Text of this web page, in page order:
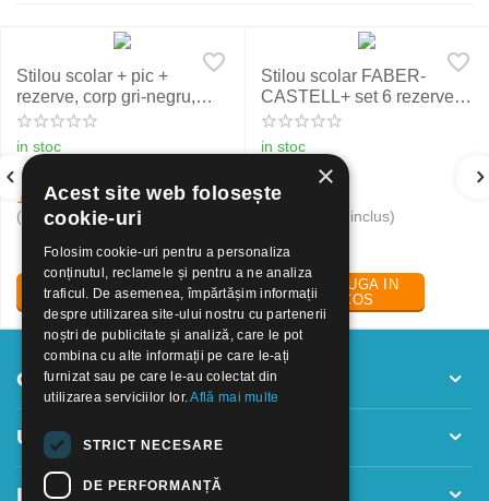
Stilou scolar + pic +
rezerve, corp gri-negru,
NXT Eberhard Faber
in stoc
19 30 Lei
(pret cu TVA inclus)
ADAUGA IN
COS
Stilou scolar FABER-
CASTELL+ set 6 rezerve,
rosu
in stoc
24
(pret cu TVA inclus)
ADAUGA IN
COS
Contul meu
Utile
Informatii
×
Acest site web folosește
cookie-uri
Folosim cookie-uri pentru a personaliza
conținutul, reclamele și pentru a ne analiza
traficul. De asemenea, împărtășim informații
despre utilizarea site-ului nostru cu partenerii
noștri de publicitate și analiză, care le pot
combina cu alte informații pe care le-ați
furnizat sau pe care le-au colectat din
utilizarea serviciilor lor.Află mai multe
STRICT NECESARE
DE PERFORMANȚĂ